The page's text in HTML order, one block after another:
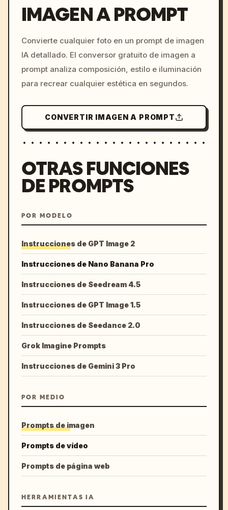
c, cyberpunk sunset, neon
colors, 8k --v 6.0
IMAGEN A PROMPT
Convierte cualquier foto en un prompt de imagen
IA detallado. El conversor gratuito de imagen a
prompt analiza composición, estilo e iluminación
para recrear cualquier estética en segundos.
CONVERTIR IMAGEN A PROMPT
OTRAS FUNCIONES
DE PROMPTS
POR MODELO
Instrucciones de GPT Image 2
Instrucciones de Nano Banana Pro
Instrucciones de Seedream 4.5
Instrucciones de GPT Image 1.5
Instrucciones de Seedance 2.0
Grok Imagine Prompts
Instrucciones de Gemini 3 Pro
POR MEDIO
Prompts de imagen
Prompts de vídeo
Prompts de página web
HERRAMIENTAS IA